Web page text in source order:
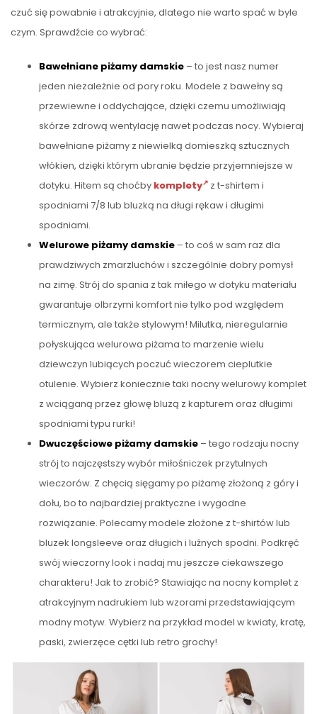
czuć się powabnie i atrakcyjnie, dlatego nie warto spać w byle
czym. Sprawdźcie co wybrać:
Bawełniane piżamy damskie – to jest nasz numer
jeden niezależnie od pory roku. Modele z bawełny są
przewiewne i oddychające, dzięki czemu umożliwiają
skórze zdrową wentylację nawet podczas nocy. Wybieraj
bawełniane piżamy z niewielką domieszką sztucznych
włókien, dzięki którym ubranie będzie przyjemniejsze w
dotyku. Hitem są choćby komplety
z t-shirtem i
spodniami 7/8 lub bluzką na długi rękaw i długimi
spodniami.
Welurowe piżamy damskie – to coś w sam raz dla
prawdziwych zmarzluchów i szczególnie dobry pomysł
na zimę. Strój do spania z tak miłego w dotyku materiału
gwarantuje olbrzymi komfort nie tylko pod względem
termicznym, ale także stylowym! Milutka, nieregularnie
połyskująca welurowa piżama to marzenie wielu
dziewczyn lubiących poczuć wieczorem cieplutkie
otulenie. Wybierz koniecznie taki nocny welurowy komplet
z wciąganą przez głowę bluzą z kapturem oraz długimi
spodniami typu rurki!
Dwuczęściowe piżamy damskie – tego rodzaju nocny
strój to najczęstszy wybór miłośniczek przytulnych
wieczorów. Z chęcią sięgamy po piżamę złożoną z góry i
dołu, bo to najbardziej praktyczne i wygodne
rozwiązanie. Polecamy modele złożone z t-shirtów lub
bluzek longsleeve oraz długich i luźnych spodni. Podkręć
swój wieczorny look i nadaj mu jeszcze ciekawszego
charakteru! Jak to zrobić? Stawiając na nocny komplet z
atrakcyjnym nadrukiem lub wzorami przedstawiającym
modny motyw. Wybierz na przykład model w kwiaty, kratę,
paski, zwierzęce cętki lub retro grochy!